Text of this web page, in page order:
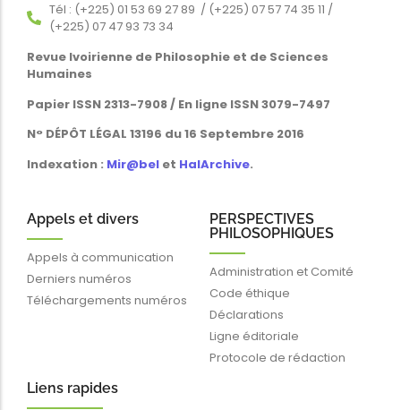
Tél : (+225) 01 53 69 27 89 / (+225) 07 57 74 35 11 /
(+225) 07 47 93 73 34
Revue Ivoirienne de Philosophie et de Sciences
Humaines
Papier ISSN 2313-7908 / En ligne ISSN 3079-7497
N° DÉPÔT LÉGAL 13196 du 16 Septembre 2016
Indexation : Mir@bel et HalArchive.
Appels et divers
Appels à communication
Derniers numéros
Téléchargements numéros
PERSPECTIVES
PHILOSOPHIQUES
Administration et Comité
Code éthique
Déclarations
Ligne éditoriale
Protocole de rédaction
Liens rapides